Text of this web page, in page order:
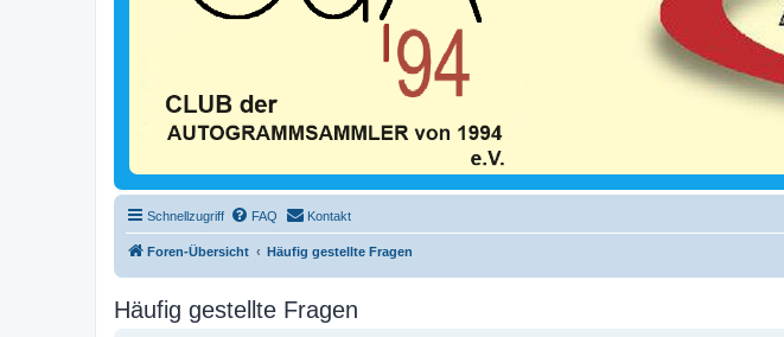
Schnellzugriff FAQ Kontakt
Foren-Übersicht Häufig gestellte Fragen
Häufig gestellte Fragen